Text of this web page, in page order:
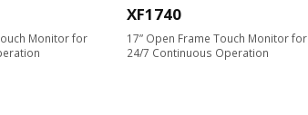
Monitor for
XF1740
17” Open Frame Touch Monitor for
24/7 Continuous Operation